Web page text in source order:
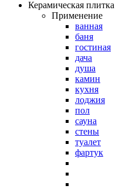
Керамическая плитка
Применение
ванная
баня
гостиная
дача
душа
камин
кухня
лоджия
пол
сауна
стены
туалет
фартук